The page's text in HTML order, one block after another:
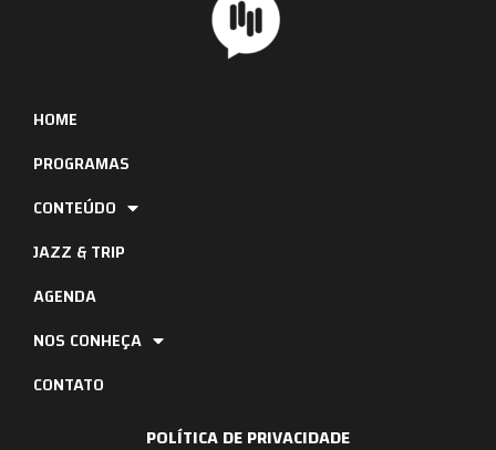
POLÍTICA DE PRIVACIDADE
HOME
PROGRAMAS
CONTEÚDO
JAZZ & TRIP
AGENDA
NOS CONHEÇA
CONTATO